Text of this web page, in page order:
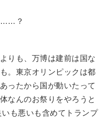
……？
りも、万博は建前は国な
。東京オリンピックは都
ったから国が動いたって
なんのお祭りをやろうと
も悪いも含めてトランプ